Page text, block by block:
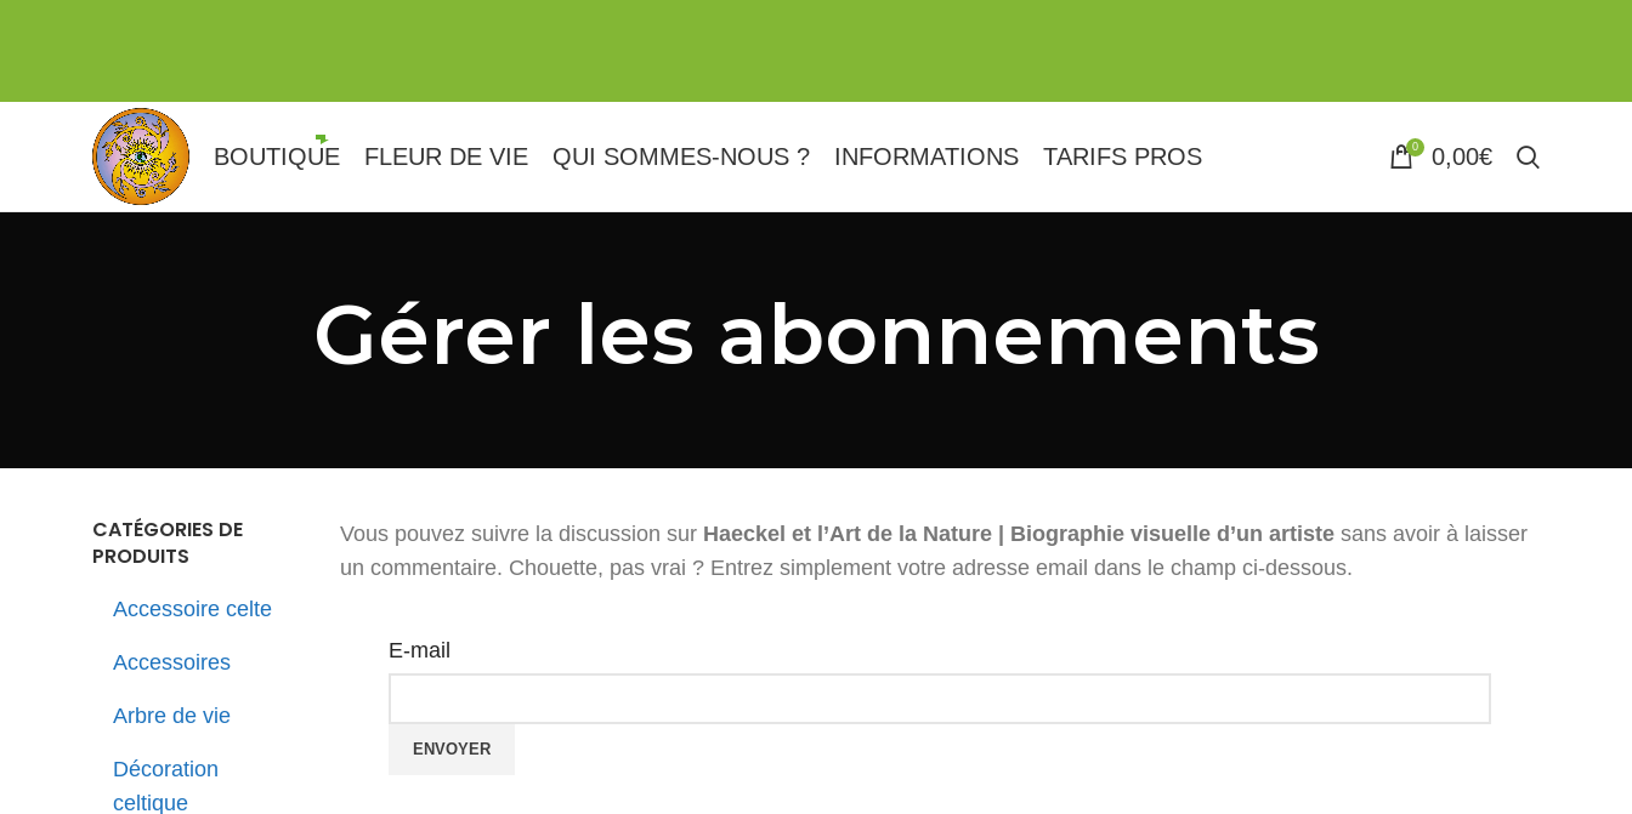
BOUTIQUE FLEUR DE VIE QUI SOMMES-NOUS ? INFORMATIONS TARIFS PROS 0 0,00€
Gérer les abonnements
Vous pouvez suivre la discussion sur Haeckel et l’Art de la Nature | Biographie visuelle d’un artistesans avoir à laisser
un commentaire. Chouette, pas vrai ? Entrez simplement votre adresse email dans le champ ci-dessous.
E-mail
CATÉGORIES DE
PRODUITS
Accessoire celte
Accessoires
Arbre de vie
Décoration
celtique